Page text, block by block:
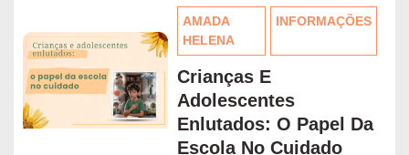
AMADA
HELENA
INFORMAÇÕES
Crianças E
Adolescentes
Enlutados: O Papel Da
Escola No Cuidado